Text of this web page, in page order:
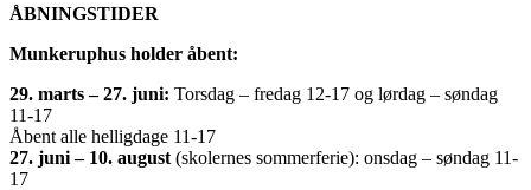
ÅBNINGSTIDER
Munkeruphus holder åbent:
29. marts – 27. juni: Torsdag – fredag 12-17 og lørdag – søndag
11-17
Åbent alle helligdage 11-17
27. juni – 10. august (skolernes sommerferie): onsdag – søndag 11-
17